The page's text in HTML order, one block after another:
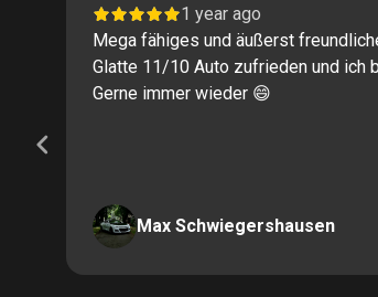
1 year ago
Mega fähiges und äußerst
Glatte 11/10 Auto zufrieden und ich
Gerne immer wieder 😄
Max Schwiegershausen